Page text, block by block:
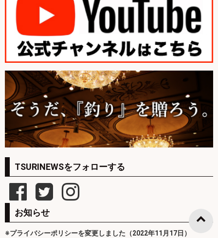
TSURINEWSをフォローする
お知らせ
※プライバシーポリシーを変更しました（2022年11月17日）